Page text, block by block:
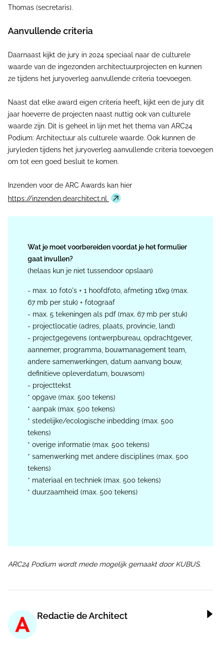
Thomas (secretaris).
Aanvullende criteria
Daarnaast kijkt de jury in 2024 speciaal naar de culturele
waarde van de ingezonden architectuurprojecten en kunnen
ze tijdens het juryoverleg aanvullende criteria toevoegen.
Naast dat elke award eigen criteria heeft, kijkt een de jury dit
jaar hoeverre de projecten naast nuttig ook van culturele
waarde zijn. Dit is geheel in lijn met het thema van ARC24
Podium: Architectuur als culturele waarde. Ook kunnen de
juryleden tijdens het juryoverleg aanvullende criteria toevoegen
om tot een goed besluit te komen.
Inzenden voor de ARC Awards kan hier
https://inzenden.dearchitect.nl
Wat je moet voorbereiden voordat je het formulier
gaat invullen?
(helaas kun je niet tussendoor opslaan)
- max. 10 foto's + 1 hoofdfoto, afmeting 16x9 (max.
67 mb per stuk) + fotograaf
- max. 5 tekeningen als pdf (max. 67 mb per stuk)
- projectlocatie (adres, plaats, provincie, land)
- projectgegevens (ontwerpbureau, opdrachtgever,
aannemer, programma, bouwmanagement team,
andere samenwerkingen, datum aanvang bouw,
definitieve opleverdatum, bouwsom)
- projecttekst
* opgave (max. 500 tekens)
* aanpak (max. 500 tekens)
* stedelijke/ecologische inbedding (max. 500
tekens)
* overige informatie (max. 500 tekens)
* samenwerking met andere disciplines (max. 500
tekens)
* materiaal en techniek (max. 500 tekens)
* duurzaamheid (max. 500 tekens)
ARC24 Podium wordt mede mogelijk gemaakt door KUBUS.
Redactie de Architect